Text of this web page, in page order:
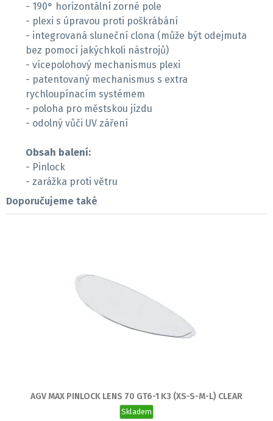
- 190° horizontální zorné pole
- plexi s úpravou proti poškrábání
- integrovaná sluneční clona (může být odejmuta
bez pomocí jakýchkoli nástrojů)
- vícepolohový mechanismus plexi
- patentovaný mechanismus s extra
rychloupínacím systémem
- poloha pro městskou jízdu
- odolný vůči UV záření
Obsah balení:
- Pinlock
- zarážka proti větru
Doporučujeme také
AGV MAX PINLOCK LENS 70 GT6-1 K3 (XS-S-M-L) CLEAR
Skladem